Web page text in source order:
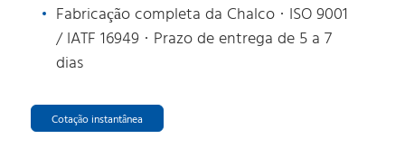
Fabricação completa da Chalco · ISO 9001
/ IATF 16949 · Prazo de entrega de 5 a 7
dias
Cotação instantânea